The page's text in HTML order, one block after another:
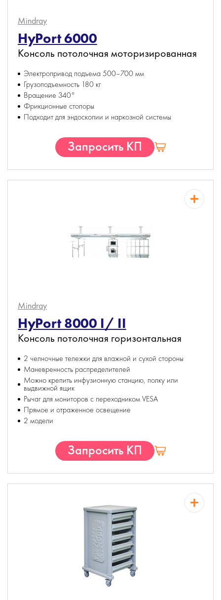
Mindray
HyPort 6000
Консоль потолочная моторизированная
Электропривод подъема 500–700 мм
Грузоподъемность 180 кг
Вращение 340°
Фрикционные стопоры
Подходит для эндоскопии и наркозной системы
Запросить КП
Mindray
HyPort 8000 I/ II
Консоль потолочная горизонтальная
2 челночные тележки для влажной и сухой стороны
Маневренность распределителей
Можно крепить инфузионную станцию, полку или
выдвижной ящик
Рычаг для мониторов с переходником VESA
Прямое и отраженное освещение
2 модели
Запросить КП